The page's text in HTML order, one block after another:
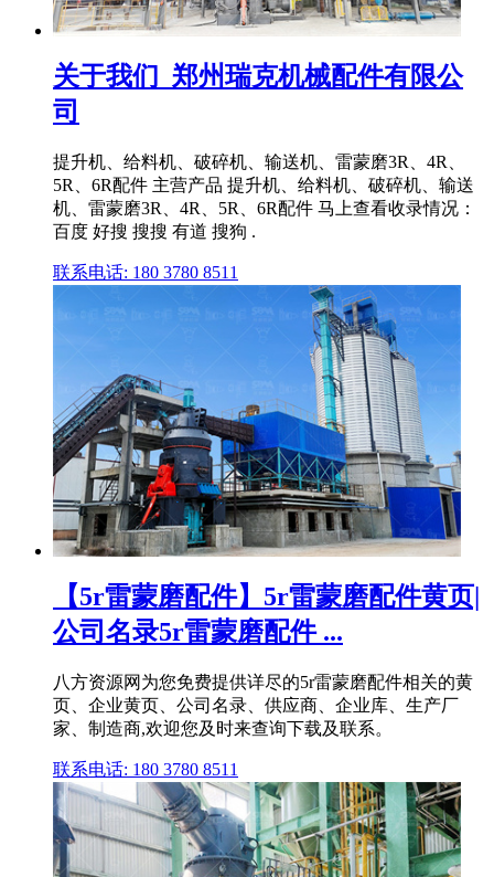
关于我们_郑州瑞克机械配件有限公
司
提升机、给料机、破碎机、输送机、雷蒙磨3R、4R、
5R、6R配件 主营产品 提升机、给料机、破碎机、输送
机、雷蒙磨3R、4R、5R、6R配件 马上查看收录情况：
百度 好搜 搜搜 有道 搜狗 .
联系电话: 180 3780 8511
【5r雷蒙磨配件】5r雷蒙磨配件黄页|
公司名录5r雷蒙磨配件 ...
八方资源网为您免费提供详尽的5r雷蒙磨配件相关的黄
页、企业黄页、公司名录、供应商、企业库、生产厂
家、制造商,欢迎您及时来查询下载及联系。
联系电话: 180 3780 8511